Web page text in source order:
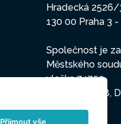
Hradecká 2526/
130 00 Praha 3
Společnost je
Městského
vložka 74759
IČO 26150808,
Přijmout vše